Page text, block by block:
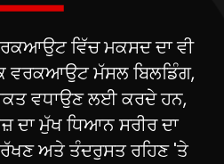
ਵਿੱਚ ਮਕਸਦ ਦਾ ਵੀ
ਵਰਕਆਉਟ ਮੱਸਲ ਬਿਲਡਿੰਗ,
ਵਧਾਉਣ ਲਈ ਕਰਦੇ ਹਨ,
ਦਾ ਮੁੱਖ ਧਿਆਨ ਸਰੀਰ ਦਾ
ਅਤੇ ਤੰਦਰੁਸਤ ਰਹਿਣ 'ਤੇ